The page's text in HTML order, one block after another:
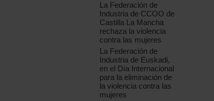
La Federación de
Industria de CCOO de
Castilla La Mancha
rechaza la violencia
contra las mujeres
La Federación de
Industria de Euskadi,
en el Día Internacional
para la eliminación de
la violencia contra las
mujeres